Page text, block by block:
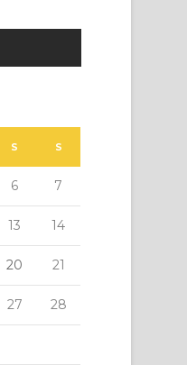
S S
6 7
13 14
20 21
27 28